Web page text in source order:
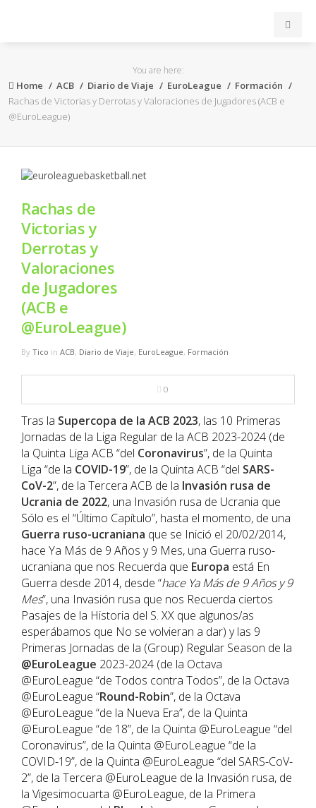
ACB
FEB
FIBA
OTROS
FORMACIÓN
NBA
MULTIMEDIA
You are here:
Home ACB Diario de Viaje EuroLeague
Formación
Rachas de Victorias y Derrotas y Valoraciones de Jugadores (ACB e
@EuroLeague)
Rachas de
Victorias y
Derrotas y
Valoraciones
de Jugadores
(ACB e
@EuroLeague)
By Tico in ACB, Diario de Viaje, EuroLeague, Formación
0
Tras la Supercopa de la ACB 2023, las 10 Primeras
Jornadas de la Liga Regular de la ACB 2023-2024 (de
la Quinta Liga ACB “del Coronavirus”, de la Quinta
Liga “de la COVID-19”, de la Quinta ACB “del SARS-
CoV-2”, de la Tercera ACB de la Invasión rusa de
Ucrania de 2022, una Invasión rusa de Ucrania que
Sólo es el “Último Capítulo”, hasta el momento, de una
Guerra ruso-ucraniana que se Inició el 20/02/2014,
hace Ya Más de 9 Años y 9 Mes, una Guerra ruso-
ucraniana que nos Recuerda que Europa está En
Guerra desde 2014, desde “hace Ya Más de 9 Años y 9
Mes”, una Invasión rusa que nos Recuerda ciertos
Pasajes de la Historia del S. XX que algunos/as
esperábamos que No se volvieran a dar) y las 9
Primeras Jornadas de la (Group) Regular Season de la
@EuroLeague 2023-2024 (de la Octava
@EuroLeague “de Todos contra Todos”, de la Octava
@EuroLeague “Round-Robin”, de la Octava
@EuroLeague “de la Nueva Era”, de la Quinta
@EuroLeague “de 18”, de la Quinta @EuroLeague “del
Coronavirus”, de la Quinta @EuroLeague “de la
COVID-19”, de la Quinta @EuroLeague “del SARS-CoV-
2”, de la Tercera @EuroLeague de la Invasión rusa, de
la Vigesimocuarta @EuroLeague, de la Primera